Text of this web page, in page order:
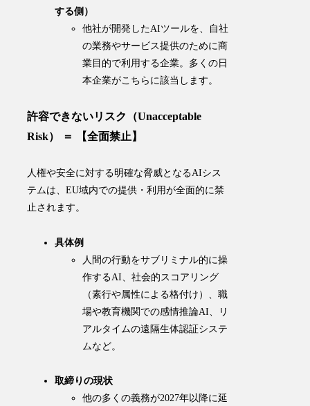
する側）
他社が開発したAIツールを、自社
の業務やサービス提供のために商
業目的で利用する企業。 多くの日
本企業がこちらに該当します 。
許容できないリスク（Unacceptable
Risk） ＝ 【全面禁止】
人権や安全に対する明確な脅威となるAIシス
テムは、EU域内での提供・利用が全面的に禁
止されます。
具体例
人間の行動をサブリミナル的に操
作するAI、社会的スコアリング
（素行や属性による格付け）、職
場や教育機関での感情推論AI、リ
アルタイムの遠隔生体認証システ
ムなど。
取締りの現状
他の多くの義務が2027年以降に延